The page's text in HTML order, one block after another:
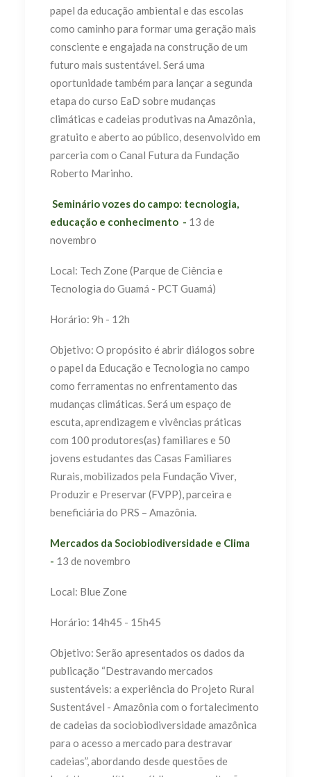
papel da educação ambiental e das escolas
como caminho para formar uma geração mais
consciente e engajada na construção de um
futuro mais sustentável. Será uma
oportunidade também para lançar a segunda
etapa do curso EaD sobre mudanças
climáticas e cadeias produtivas na Amazônia,
gratuito e aberto ao público, desenvolvido em
parceria com o Canal Futura da Fundação
Roberto Marinho.
Seminário vozes do campo: tecnologia,
educação e conhecimento - 13 de
novembro
Local: Tech Zone (Parque de Ciência e
Tecnologia do Guamá - PCT Guamá)
Horário: 9h - 12h
Objetivo: O propósito é abrir diálogos sobre
o papel da Educação e Tecnologia no campo
como ferramentas no enfrentamento das
mudanças climáticas. Será um espaço de
escuta, aprendizagem e vivências práticas
com 100 produtores(as) familiares e 50
jovens estudantes das Casas Familiares
Rurais, mobilizados pela Fundação Viver,
Produzir e Preservar (FVPP), parceira e
beneficiária do PRS – Amazônia.
Mercados da Sociobiodiversidade e Clima
- 13 de novembro
Local: Blue Zone
Horário: 14h45 - 15h45
Objetivo: Serão apresentados os dados da
publicação “Destravando mercados
sustentáveis: a experiência do Projeto Rural
Sustentável - Amazônia com o fortalecimento
de cadeias da sociobiodiversidade amazônica
para o acesso a mercado para destravar
cadeias”, abordando desde questões de